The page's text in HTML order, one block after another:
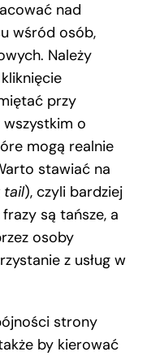
nad
wśród osób,
Należy
przy
wszystkim o
mogą realnie
stawiać na
tail), czyli bardziej
są tańsze, a
osoby
z usług w
strony
by kierować